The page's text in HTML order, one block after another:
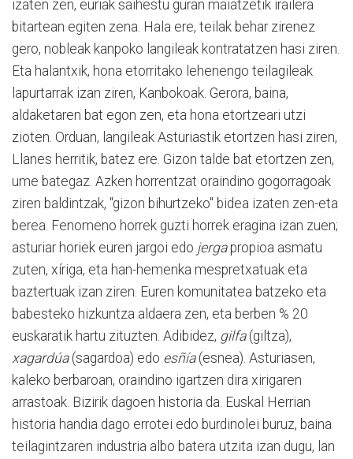
izaten zen, euriak saihestu guran maiatzetik irailera
bitartean egiten zena. Hala ere, teilak behar zirenez
gero, nobleak kanpoko langileak kontratatzen hasi ziren.
Eta halantxik, hona etorritako lehenengo teilagileak
lapurtarrak izan ziren, Kanbokoak. Gerora, baina,
aldaketaren bat egon zen, eta hona etortzeari utzi
zioten. Orduan, langileak Asturiastik etortzen hasi ziren,
Llanes herritik, batez ere. Gizon talde bat etortzen zen,
ume bategaz. Azken horrentzat oraindino gogorragoak
ziren baldintzak, "gizon bihurtzeko" bidea izaten zen-eta
berea. Fenomeno horrek guzti horrek eragina izan zuen;
asturiar horiek euren jargoi edo jergapropioa asmatu
zuten, xíriga, eta han-hemenka mespretxatuak eta
baztertuak izan ziren. Euren komunitatea batzeko eta
babesteko hizkuntza aldaera zen, eta berben % 20
euskaratik hartu zituzten. Adibidez, gilfa(giltza),
xagardúa(sagardoa) edo esñía(esnea). Asturiasen,
kaleko berbaroan, oraindino igartzen dira xirigaren
arrastoak. Bizirik dagoen historia da. Euskal Herrian
historia handia dago errotei edo burdinolei buruz, baina
teilagintzaren industria albo batera utzita izan dugu, lan